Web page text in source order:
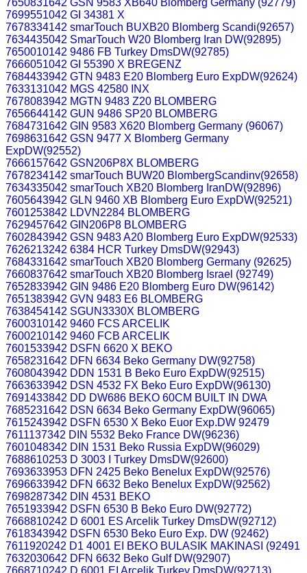
7650831642 GSN 9583 XB640 Blomberg Germany (92779)
7699551042 GI 34381 X
7678334142 smarTouch BUXB20 Blomberg Scandi(92657)
7634435042 SmarTouch W20 Blomberg Iran DW(92895)
7650010142 9486 FB Turkey DmsDW(92785)
7666051042 GI 55390 X BREGENZ
7684433942 GTN 9483 E20 Blomberg Euro ExpDW(92624)
7633131042 MGS 42580 INX
7678083942 MGTN 9483 Z20 BLOMBERG
7656644142 GUN 9486 SP20 BLOMBERG
7684731642 GIN 9583 X620 Blomberg Germany (96067)
7698631642 GSN 9477 X Blomberg Germany
ExpDW(92552)
7666157642 GSN206P8X BLOMBERG
7678234142 smarTouch BUW20 BlombergScandinv(92658)
7634335042 smarTouch XB20 Blomberg IranDW(92896)
7605643942 GLN 9460 XB Blomberg Euro ExpDW(92521)
7601253842 LDVN2284 BLOMBERG
7629457642 GIN206P8 BLOMBERG
7602843942 GSN 9483 A20 Blomberg Euro ExpDW(92533)
7626213242 6384 HCR Turkey DmsDW(92943)
7684331642 smarTouch XB20 Blomberg Germany (92625)
7660837642 smarTouch XB20 Blomberg Israel (92749)
7652833942 GIN 9486 E20 Blomberg Euro DW(96142)
7651383942 GVN 9483 E6 BLOMBERG
7638454142 SGUN3330X BLOMBERG
7600310142 9460 FCS ARCELIK
7600210142 9460 FCB ARCELIK
7601533942 DSFN 6620 X BEKO
7658231642 DFN 6634 Beko Germany DW(92758)
7608043942 DDN 1531 B Beko Euro ExpDW(92515)
7663633942 DSN 4532 FX Beko Euro ExpDW(96130)
7691433842 DD DW686 BEKO 60CM BUILT IN DWA
7685231642 DSN 6634 Beko Germany ExpDW(96065)
7615243942 DSFN 6530 X Beko Euor Exp.DW 92479
7611137342 DIN 5532 Beko France DW(96236)
7601048342 DIN 1531 Beko Russia ExpDW(96029)
7688610253 D 3003 I Turkey DmsDW(92600)
7693633953 DFN 2425 Beko Benelux ExpDW(92576)
7696633942 DFN 6632 Beko Benelux ExpDW(92562)
7698287342 DIN 4531 BEKO
7651933942 DSFN 6530 B Beko Euro DW(92772)
7668810242 D 6001 ES Arcelik Turkey DmsDW(92712)
7618343942 DSFN 6530 Beko Euro Exp. DW (92462)
7611920242 D1 4001 EI BEKO BULASIK MAKINASI (92491
7632030642 DFN 6632 Beko Gulf DW(92907)